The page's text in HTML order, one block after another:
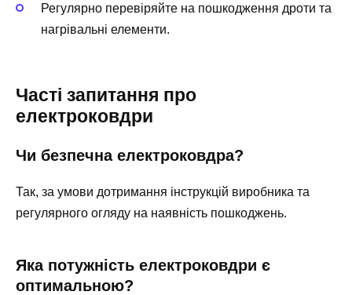
Регулярно перевіряйте на пошкодження дроти та
нагрівальні елементи.
Часті запитання про
електроковдри
Чи безпечна електроковдра?
Так, за умови дотримання інструкцій виробника та
регулярного огляду на наявність пошкоджень.
Яка потужність електроковдри є
оптимальною?